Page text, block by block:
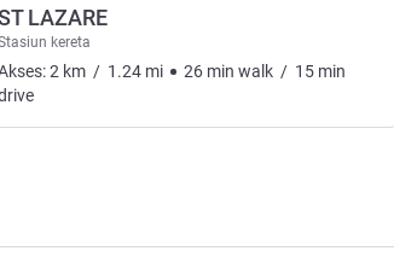
LAZARE
kereta
2 km / 1.24 mi 26 min walk / 15 min